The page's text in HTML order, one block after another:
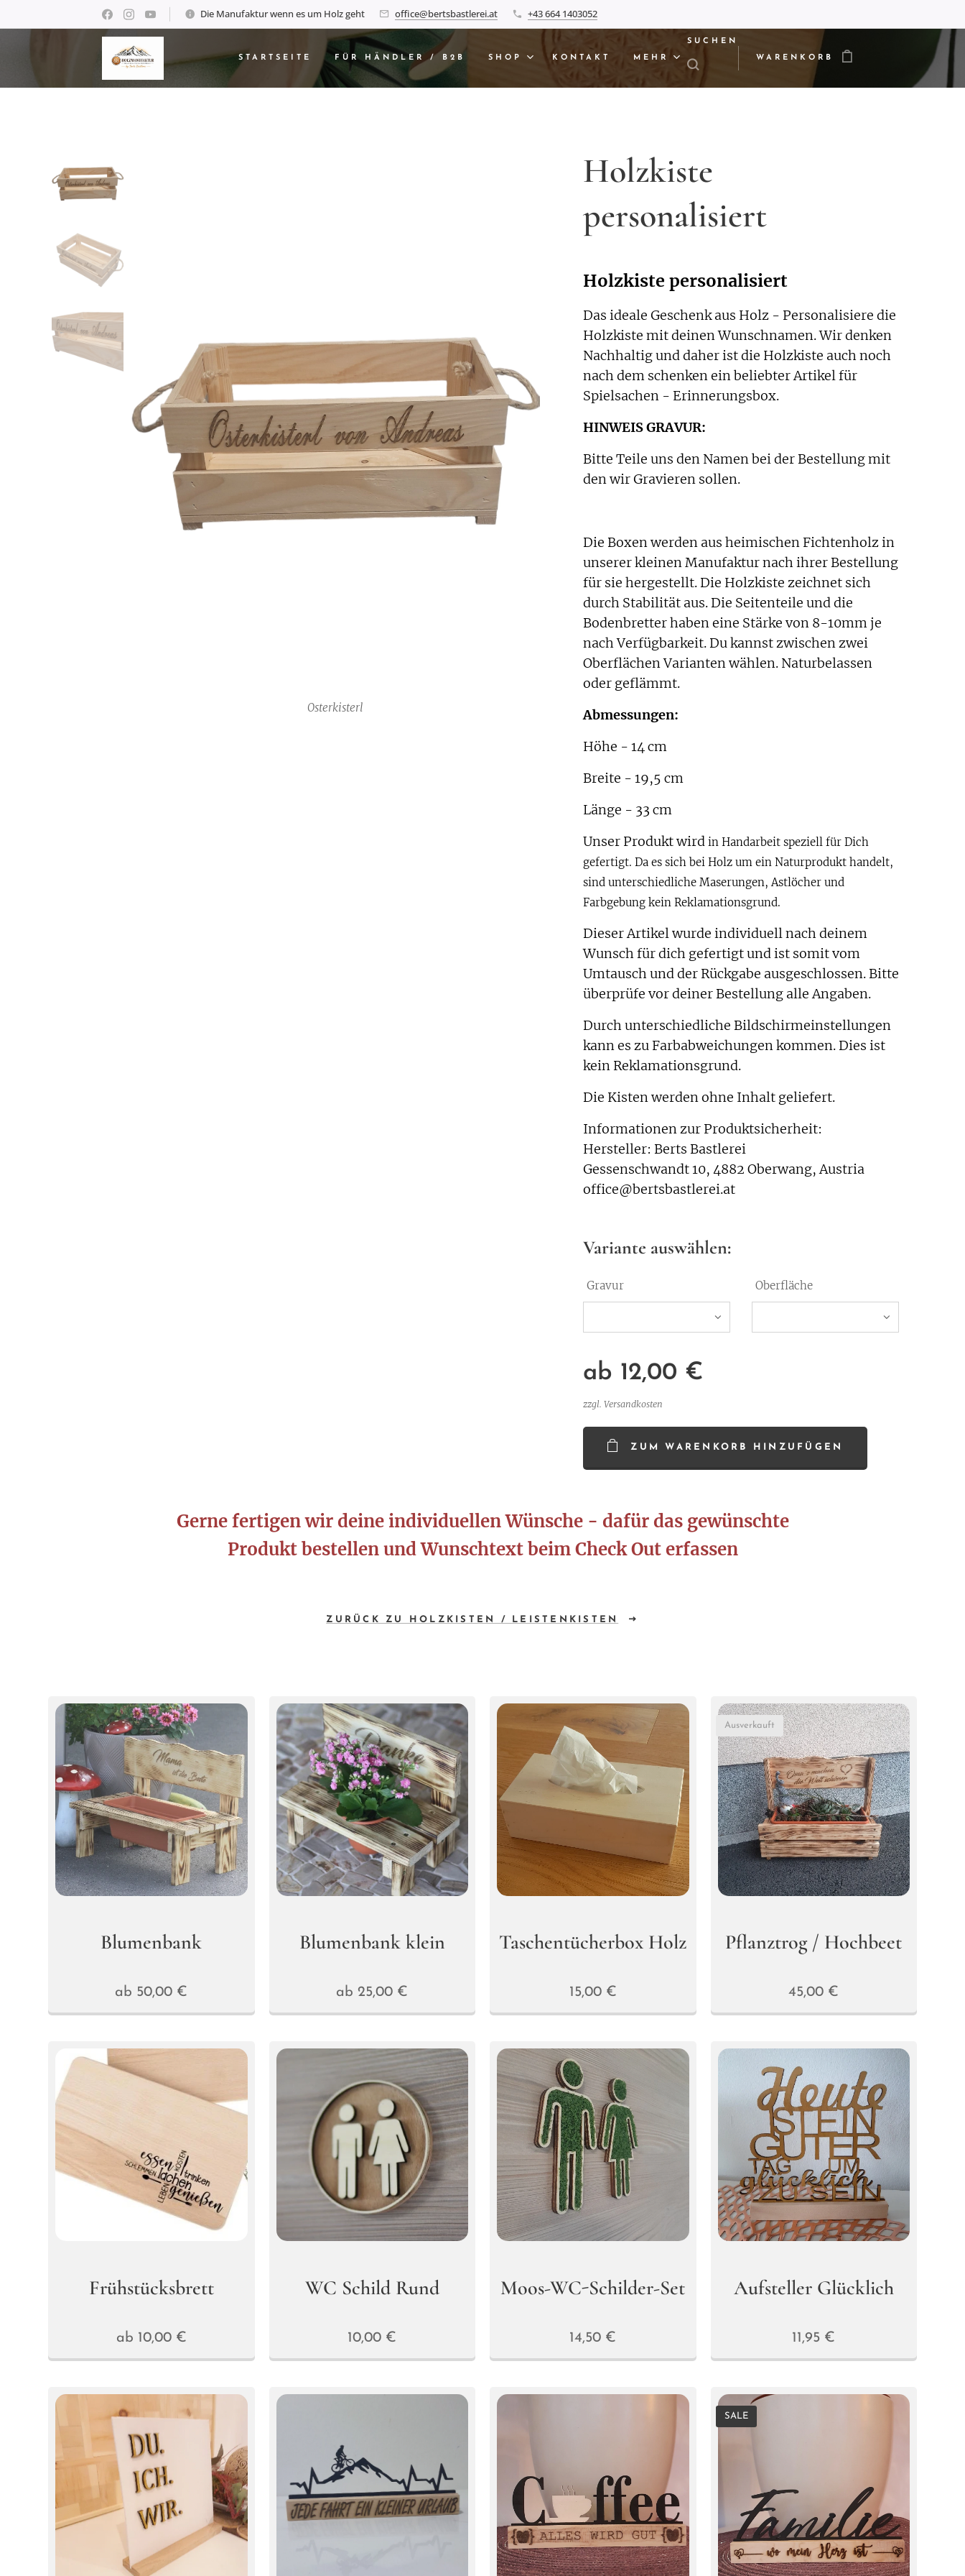
Die Manufaktur wenn es um Holz geht office@bertsbastlerei.at +43 664 1403052
STARTSEITE FÜR HÄNDLER / B2B SHOP KONTAKT MEHR
SUCHEN
WARENKORB
Holzkiste
personalisiert
Osterkisterl
Osterkorb
Personalisierte Kiste
Holzkiste personalisiert
Das ideale Geschenk aus Holz - Personalisiere die
Holzkiste mit deinen Wunschnamen. Wir denken
Nachhaltig und daher ist die Holzkiste auch noch
nach dem schenken ein beliebter Artikel für
Spielsachen - Erinnerungsbox.
HINWEIS GRAVUR:
Bitte Teile uns den Namen bei der Bestellung mit
den wir Gravieren sollen.
Die Boxen werden aus heimischen Fichtenholz in
unserer kleinen Manufaktur nach ihrer Bestellung
für sie hergestellt. Die Holzkiste zeichnet sich
durch Stabilität aus. Die Seitenteile und die
Bodenbretter haben eine Stärke von 8-10mm je
nach Verfügbarkeit. Du kannst zwischen zwei
Oberflächen Varianten wählen. Naturbelassen
oder geflämmt.
Abmessungen:
Höhe - 14 cm
Breite - 19,5 cm
Länge - 33 cm
Unser Produkt wird in Handarbeit speziell für Dich
gefertigt. Da es sich bei Holz um ein Naturprodukt handelt,
sind unterschiedliche Maserungen, Astlöcher und
Farbgebung kein Reklamationsgrund.
Dieser Artikel wurde individuell nach deinem
Wunsch für dich gefertigt und ist somit vom
Umtausch und der Rückgabe ausgeschlossen. Bitte
überprüfe vor deiner Bestellung alle Angaben.
Durch unterschiedliche Bildschirmeinstellungen
kann es zu Farbabweichungen kommen. Dies ist
kein Reklamationsgrund.
Die Kisten werden ohne Inhalt geliefert.
Informationen zur Produktsicherheit:
Hersteller: Berts Bastlerei
Gessenschwandt 10, 4882 Oberwang, Austria
office@bertsbastlerei.at
Variante auswählen:
Gravur Oberfläche
ab 12,00 €
zzgl. Versandkosten
ZUM WARENKORB HINZUFÜGEN
Gerne fertigen wir deine individuellen Wünsche - dafür das gewünschte
Produkt bestellen und Wunschtext beim Check Out erfassen
ZURÜCK ZU HOLZKISTEN / LEISTENKISTEN
Blumenbank
ab 50,00 €
Blumenbank klein
ab 25,00 €
Taschentücherbox Holz
15,00€
Pflanztrog / Hochbeet
Ausverkauft
45,00 €
Frühstücksbrett
ab 10,00€
WC Schild Rund
10,00 €
Moos-WC-Schilder-Set
14,50 €
Aufsteller Glücklich
11,95 €
SALE